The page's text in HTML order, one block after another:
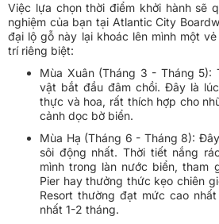
Việc lựa chọn thời điểm khởi hành sẽ
nghiệm của bạn tại Atlantic City
đại lộ gỗ này lại khoác lên mình một
trí riêng biệt:
Mùa Xuân (Tháng 3 - Tháng 5):
vật bắt đầu đâm chồi. Đây là
thực và hoa, rất thích hợp cho
cảnh dọc bờ biển.
Mùa Hạ (Tháng 6 - Tháng 8):
sôi động nhất. Thời tiết nắng
mình trong làn nước biển, tham
Pier hay thưởng thức kẹo chiên
Resort thường đạt mức cao
nhất 1-2 tháng.